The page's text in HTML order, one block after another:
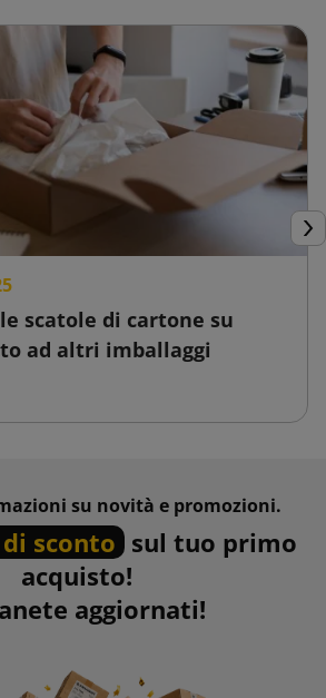
scatole di cartone su
ad altri imballaggi
su novità e promozioni.
di sconto sul tuo primo
acquisto!
aggiornati!